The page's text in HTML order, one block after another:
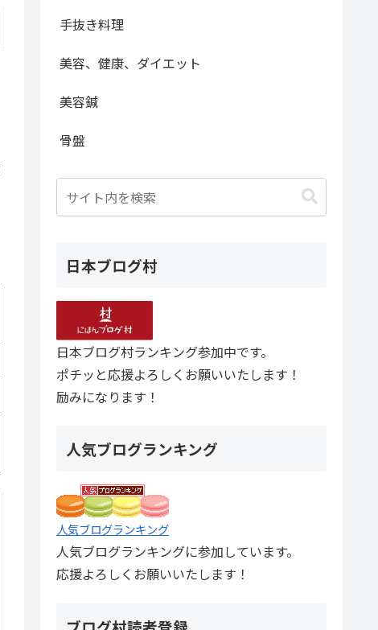
手抜き料理
美容、健康、ダイエット
美容鍼
骨盤
日本ブログ村
日本ブログ村ランキング参加中です。
ポチッと応援よろしくお願いいたします！
励みになります！
人気ブログランキング
人気ブログランキング
人気ブログランキングに参加しています。
応援よろしくお願いいたします！